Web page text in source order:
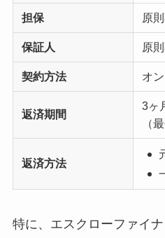
担保 原
保証人 原
契約方法 オ
返済期間
3ヶ
（
返済方法
特に、エスクローファイ